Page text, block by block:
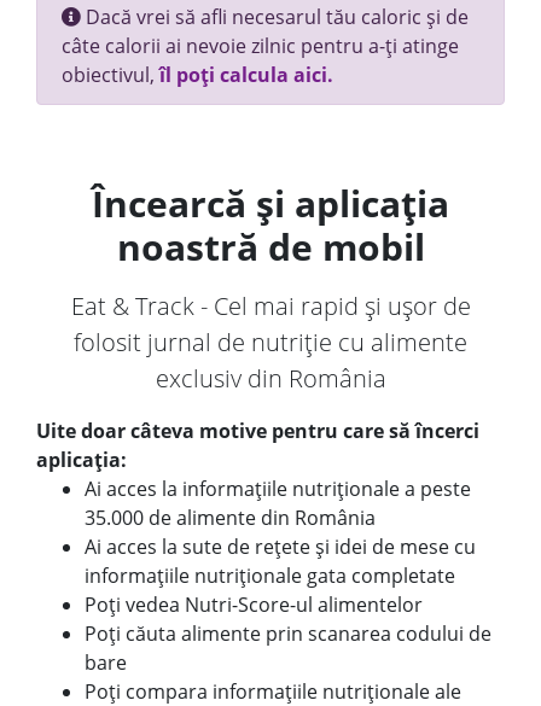
Dacă vrei să afli necesarul tău caloric și de
câte calorii ai nevoie zilnic pentru a-ți atinge
obiectivul,îl poți calcula aici.
Încearcă și aplicația
noastră de mobil
Eat & Track - Cel mai rapid și ușor de
folosit jurnal de nutriție cu alimente
exclusiv din România
Uite doar câteva motive pentru care să încerci
aplicația:
Ai acces la informațiile nutriționale a peste
35.000 de alimente din România
Ai acces la sute de rețete și idei de mese cu
informațiile nutriționale gata completate
Poți vedea Nutri-Score-ul alimentelor
Poți căuta alimente prin scanarea codului de
bare
Poți compara informațiile nutriționale ale